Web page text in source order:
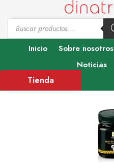
Inicio Sobre nosotros
Noticias
Tienda